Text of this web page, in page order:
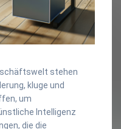
stehen
kluge und
um
Intelligenz
die die